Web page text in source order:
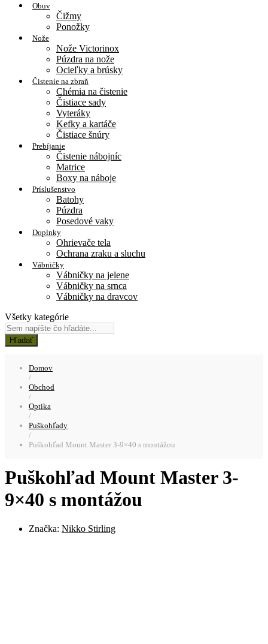
Obuv
Čižmy
Ponožky
Nože
Nože Victorinox
Púzdra na nože
Ocieľky a brúsky
Čistenie na zbraň
Chémia na čistenie
Čistiace sady
Vyteráky
Kefky a kartáče
Čistiace šnúry
Prebíjanie
Čistenie nábojníc
Matrice
Boxy na náboje
Príslušenstvo
Batohy
Púzdra
Posedové vaky
Doplnky
Ohrievače tela
Ochrana zraku a sluchu
Vábničky
Vábničky na jelene
Vábničky na srnca
Vábničky na dravcov
Všetky kategórie
Hľadať
Domov
/
Obchod
/
Optika
/
Puškohľady
/
Puškohľad Mount Master 3-9×40 s montážou
Puškohľad Mount Master 3-
9×40 s montážou
Značka: Nikko Stirling